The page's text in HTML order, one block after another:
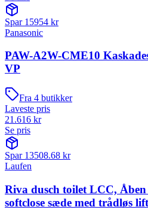
Spar 15954 kr
Panasonic
PAW-A2W-CME10
VP
Fra 4 butikker
Laveste pris
21.616 kr
Se pris
Spar 13508.68 kr
Laufen
Riva dusch toilet LCC,
softclose sæde med trådløs